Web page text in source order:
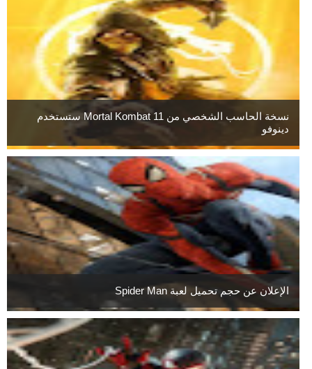
نسخة الحاسب الشخصي من Mortal Kombat 11 ستستخدم
دينوفو
الإعلان عن حجم تحميل لعبة Spider Man